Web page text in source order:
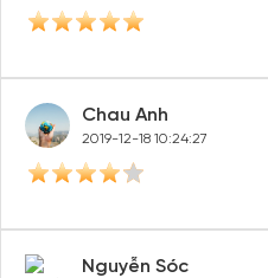
Chau Anh
2019-12-18 10:24:27
Nguyễn Sóc